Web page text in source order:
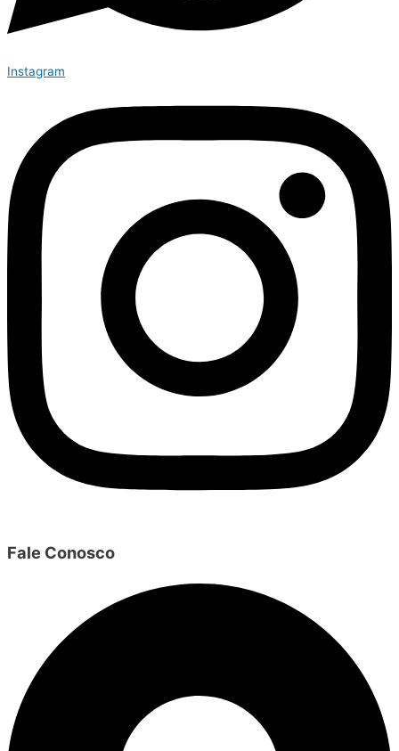
Instagram
Fale Conosco